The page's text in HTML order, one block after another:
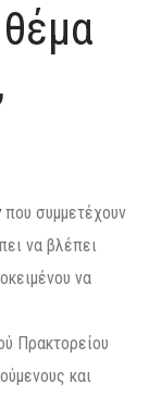
που συμμετέχουν
να βλέπει
να
Πρακτορείου
και